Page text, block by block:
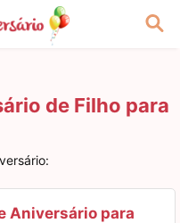
de Filho para
Aniversário para